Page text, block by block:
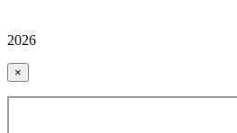
2026
×